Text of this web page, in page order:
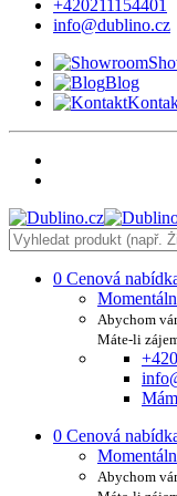
+420211154401
info@dublino.cz
Blog
0 Cenová
Abychom
Máte-li
0 Cenová
Abychom